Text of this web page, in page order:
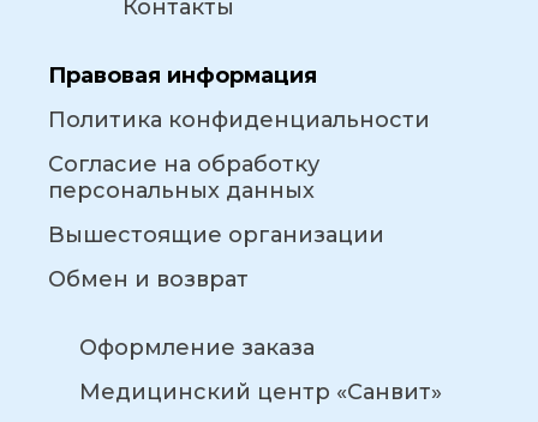
Контакты
Правовая информация
Политика конфиденциальности
Согласие на обработку
персональных данных
Вышестоящие организации
Обмен и возврат
Оформление заказа
Медицинский центр «Санвит»